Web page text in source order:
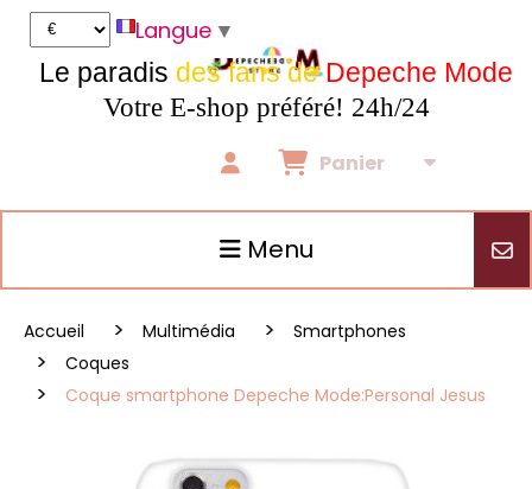
Le paradis des fans deDepeche Mode
Votre E-shop préféré! 24h/24
Panier
Menu
Accueil Multimédia
Smartphones
Coques
Coque smartphone Depeche Mode:Personal Jesus
Langue ▼
Panneau de gestion des cookies